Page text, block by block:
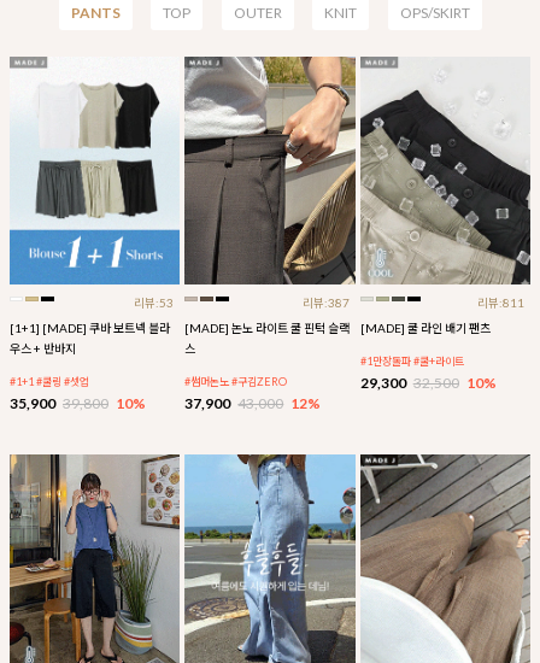
PANTS TOP OUTER KNIT OPS/SKIRT
리뷰:53
[1+1] [MADE] 쿠바 보트넥 블라
우스 + 반바지
#1+1 #쿨링 #셋업
35,900 39,800 10%
리뷰:387
[MADE] 논노 라이트 쿨 핀턱 슬랙
스
#썸머논노 #구김ZERO
37,900 43,000 12%
리뷰:811
[MADE] 쿨 라인 배기 팬츠
#1만장돌파 #쿨+라이트
29,300 32,500 10%